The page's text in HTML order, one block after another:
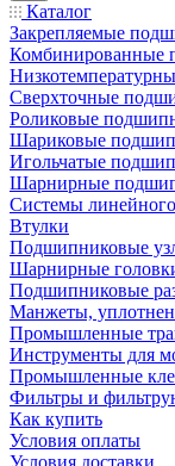
Каталог
Закрепляемые
Комбинированные
Сверхточные
Роликовые
Шариковые
Игольчатые
Шарнирные
Системы
Втулки
Подшипниковые
Шарнирные
Подшипниковые
Манжеты,
Промышленные
Инструменты для
Промышленные
Фильтры и
Как купить
Условия оплаты
Условия доставки